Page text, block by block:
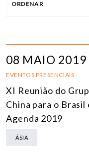
ORDENAR
08 MAIO 2019
EVENTOS PRESENCIAIS
XI Reunião do
China para o Brasil
Agenda 2019
ÁSIA